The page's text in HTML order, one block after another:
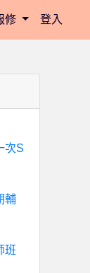
修 登入
次S
輔
班